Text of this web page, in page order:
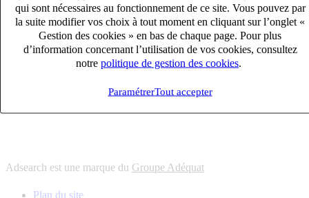
qui sont nécessaires au fonctionnement de ce site. Vous pouvez par
la suite modifier vos choix à tout moment en cliquant sur l’onglet «
Gestion des cookies » en bas de chaque page. Pour plus
d’information concernant l’utilisation de vos cookies, consultez
notre politique de gestion des cookies
ParamétrerTout accepter
6 solutions
s'adapter à vos besoin en recrutement
10 univers
connaître votre secteur et ses enjeux
proximité avec nos clients et nos talents
Adsearch est une marque du Groupe Adéquat
Plan du site